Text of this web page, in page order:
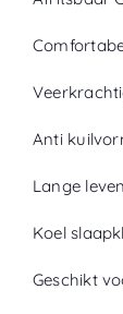
Anti
Lange
Koel
Geschikt